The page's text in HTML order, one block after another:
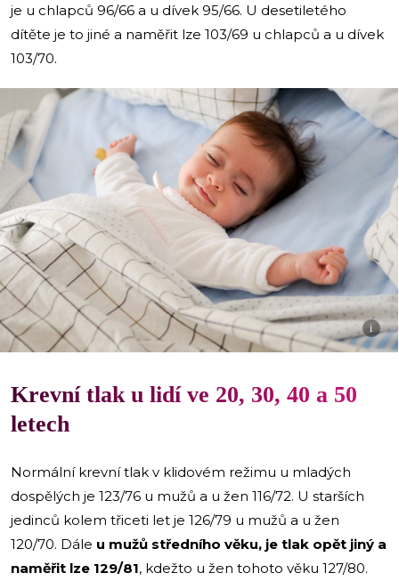
je u chlapců 96/66 a u dívek 95/66. U desetiletého
dítěte je to jiné a naměřit lze 103/69 u chlapců a u dívek
103/70.
i
Krevní tlak u lidí ve 20, 30, 40 a 50
letech
Normální krevní tlak v klidovém režimu u mladých
dospělých je 123/76 u mužů a u žen 116/72. U starších
jedinců kolem třiceti let je 126/79 u mužů a u žen
120/70. Dále u mužů středního věku, je tlak opět jiný a
naměřit lze 129/81, kdežto u žen tohoto věku 127/80.